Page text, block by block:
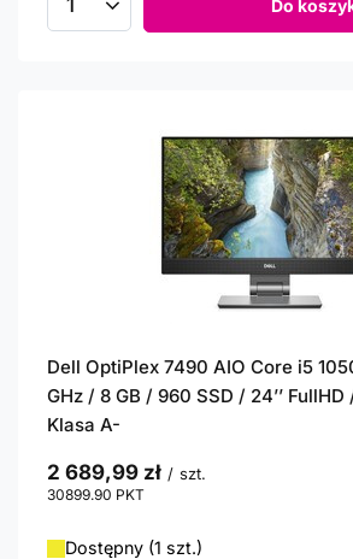
Ilość produktów Do
Dell OptiPlex 7490 AIO Core i5
GHz / 8 GB / 960 SSD / 24’’ FullHD
Klasa A-
2 689,99 zł / szt.
30899.90 PKT
Dostępny (1 szt.)